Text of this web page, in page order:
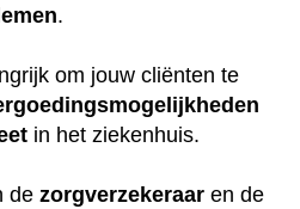
.
om jouw cliënten te
in het ziekenhuis.
de zorgverzekeraar en de